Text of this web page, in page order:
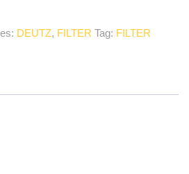
DEUTZ, FILTER Tag: FILTER